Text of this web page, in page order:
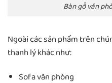
Bàn gỗ văn
Ngoài các sản phẩm trên
thanh lý khác như:
Sofa văn phòng